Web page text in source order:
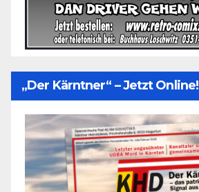
„Der Kärntner“ – Jetzt Online!